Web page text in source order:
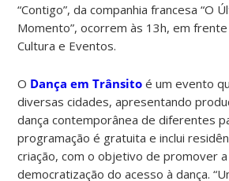
“Contigo”, da companhia francesa “O
Momento”, ocorrem às 13h, em
Cultura e Eventos.
O Dança em Trânsito é um evento
diversas cidades, apresentando
dança contemporânea de diferentes
programação é gratuita e inclui
criação, com o objetivo de promover a
democratização do acesso à dança.